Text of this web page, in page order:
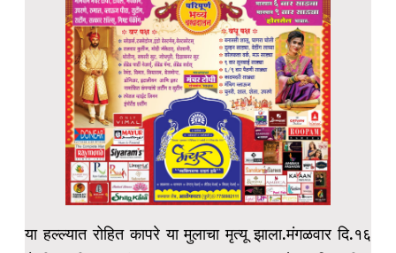
या हल्ल्यात रोहित कापरे या मुलाचा मृत्यू झाला.मंगळवार दि.१६